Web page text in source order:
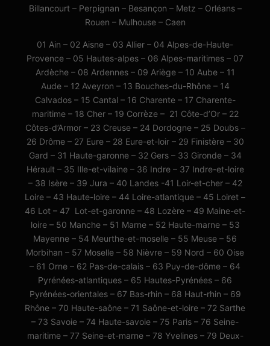
Billancourt – Perpignan – Besançon – Metz – Orléans –
Rouen – Mulhouse – Caen
01 Ain – 02 Aisne – 03 Allier – 04 Alpes-de-Haute-
Provence – 05 Hautes-alpes – 06 Alpes-maritimes – 07
Ardèche – 08 Ardennes – 09 Ariège – 10 Aube – 11
Aude – 12 Aveyron – 13 Bouches-du-Rhône – 14
Calvados – 15 Cantal – 16 Charente – 17 Charente-
maritime – 18 Cher – 19 Corrèze – 21 Côte-d’Or – 22
Côtes-d’Armor – 23 Creuse – 24 Dordogne – 25 Doubs –
26 Drôme – 27 Eure – 28 Eure-et-loir – 29 Finistère – 30
Gard – 31 Haute-garonne – 32 Gers – 33 Gironde – 34
Hérault – 35 Ille-et-vilaine – 36 Indre – 37 Indre-et-loire
– 38 Isère – 39 Jura – 40 Landes -41 Loir-et-cher – 42
Loire – 43 Haute-loire – 44 Loire-atlantique – 45 Loiret –
46 Lot – 47 Lot-et-garonne – 48 Lozère – 49 Maine-et-
loire – 50 Manche – 51 Marne – 52 Haute-marne – 53
Mayenne – 54 Meurthe-et-moselle – 55 Meuse – 56
Morbihan – 57 Moselle – 58 Nièvre – 59 Nord – 60 Oise
– 61 Orne – 62 Pas-de-calais – 63 Puy-de-dôme – 64
Pyrénées-atlantiques – 65 Hautes-Pyrénées – 66
Pyrénées-orientales – 67 Bas-rhin – 68 Haut-rhin – 69
Rhône – 70 Haute-saône – 71 Saône-et-loire – 72 Sarthe
– 73 Savoie – 74 Haute-savoie – 75 Paris – 76 Seine-
maritime – 77 Seine-et-marne – 78 Yvelines – 79 Deux-